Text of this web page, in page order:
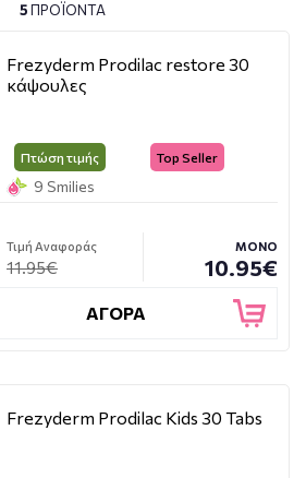
5ΠΡΟΪΌΝΤΑ
Frezyderm Prodilac restore 30
κάψουλες
Πτώση τιμής Top Seller
9 Smilies
Τιμή Αναφοράς
11.95€
ΜΟΝΟ
10.95€
ΑΓΟΡΑ
Frezyderm Prodilac Kids 30 Tabs